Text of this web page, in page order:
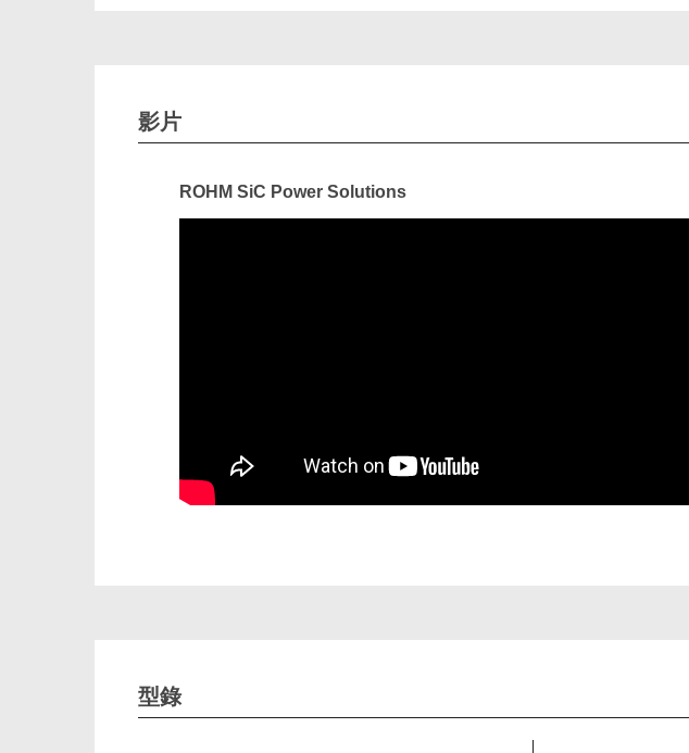
影片
ROHM SiC Power Solutions
型錄